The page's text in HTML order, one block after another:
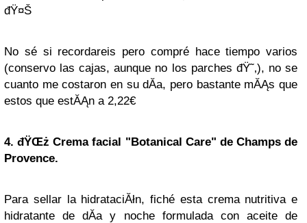
đŸ¤Š
No sé si recordareis pero compré hace tiempo varios
(conservo las cajas, aunque no los parches đŸ˜‚), no se
cuanto me costaron en su dĂ­a, pero bastante mĂĄs que
estos que estĂĄn a 2,22€
4. đŸŒż Crema facial "Botanical Care" de Champs de
Provence.
Para sellar la hidrataciĂłn, fiché esta crema nutritiva e
hidratante de dĂ­a y noche formulada con aceite de